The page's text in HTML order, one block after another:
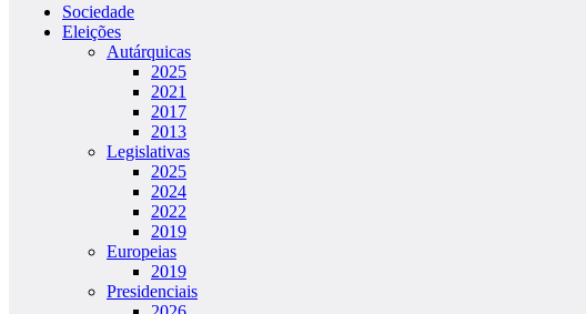
Sociedade
Eleições
Autárquicas
2025
2021
2017
2013
Legislativas
2025
2024
2022
2019
Europeias
2019
Presidenciais